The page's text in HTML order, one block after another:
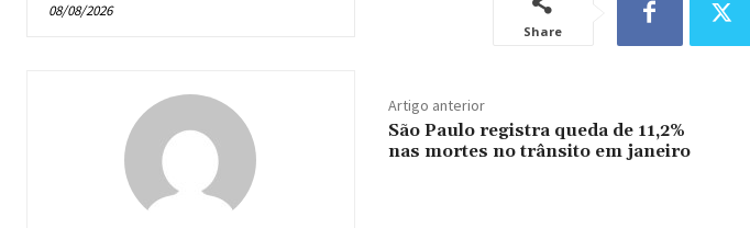
08/08/2026
Share
Artigo anterior
São Paulo registra queda de 11,2%
nas mortes no trânsito em janeiro